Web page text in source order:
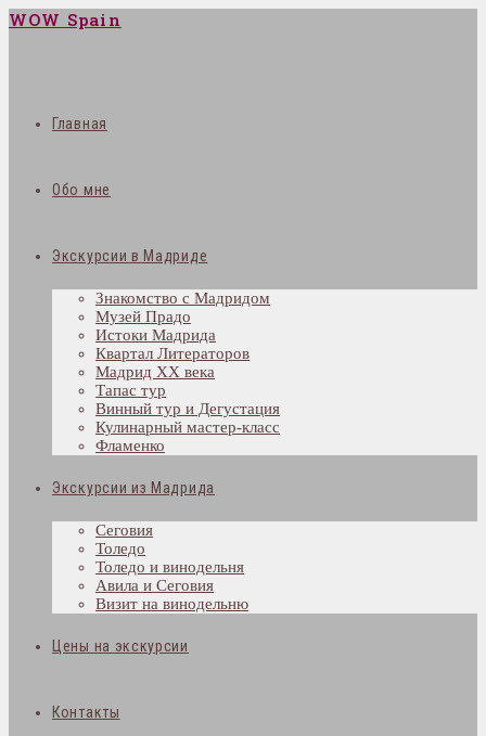
WOW Spain
Главная
Обо мне
Экскурсии в Мадриде
Знакомство с Мадридом
Музей Прадо
Истоки Мадрида
Квартал Литераторов
Мадрид XX века
Тапас тур
Винный тур и Дегустация
Кулинарный мастер-класс
Фламенко
Экскурсии из Мадрида
Сеговия
Толедо
Толедо и винодельня
Авила и Сеговия
Визит на винодельню
Цены на экскурсии
Контакты